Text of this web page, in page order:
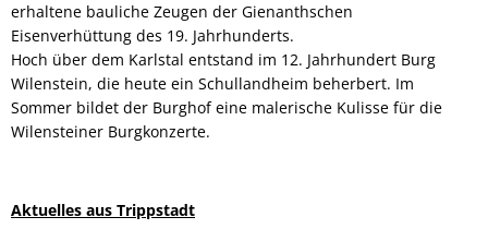
erhaltene bauliche Zeugen der Gienanthschen
Eisenverhüttung des 19. Jahrhunderts.
Hoch über dem Karlstal entstand im 12. Jahrhundert Burg
Wilenstein, die heute ein Schullandheim beherbert. Im
Sommer bildet der Burghof eine malerische Kulisse für die
Wilensteiner Burgkonzerte.
Aktuelles aus Trippstadt